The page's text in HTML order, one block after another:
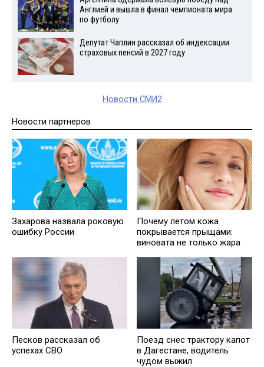
Англией и вышла в финал чемпионата мира
по футболу
Депутат Чаплин рассказал об индексации
страховых пенсий в 2027 году
Новости СМИ2
Новости партнеров
Захарова назвала роковую
ошибку России
Почему летом кожа
покрывается прыщами:
виновата не только жара
Песков рассказал об
успехах СВО
Поезд снес трактору капот
в Дагестане, водитель
чудом выжил